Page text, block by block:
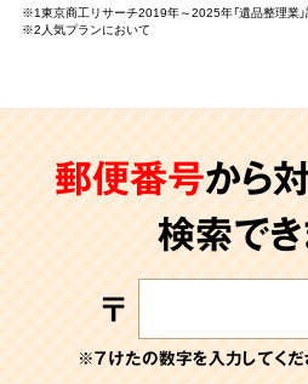
※1東京商工リサーチ2019年～2025年「遺品整理業
※2人気プランにおいて
郵便番号から
検索で
〒
※７けたの数字を入力してくだ